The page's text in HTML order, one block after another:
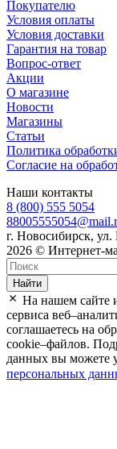
Покупателю
Условия оплаты
Условия доставки
Гарантия на товар
Вопрос-ответ
Акции
О магазине
Новости
Магазины
Статьи
Политика
Согласие на
Наши контакты
8 (800) 555 5054
г. Новосибирск,
2026 © Интернет-
Найти
На нашем сайте
сервиса
соглашаетесь на
cookie–файлов.
данных вы можете
персональных